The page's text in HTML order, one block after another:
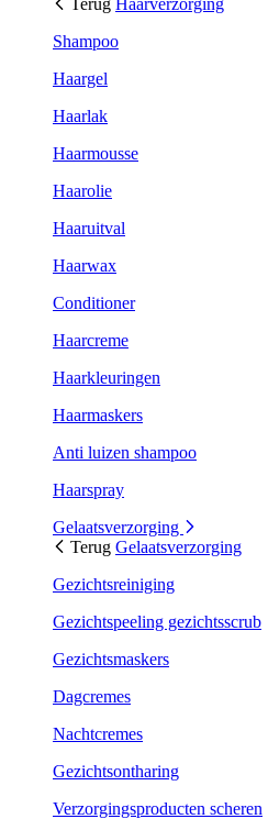
Shampoo
Haargel
Haarlak
Haarmousse
Haarolie
Haaruitval
Haarwax
Conditioner
Haarcreme
Haarkleuringen
Haarmaskers
Anti luizen shampoo
Haarspray
Gelaatsverzorging
Terug Gelaatsverzorging
Gezichtsreiniging
Gezichtspeeling gezichtsscrub
Gezichtsmaskers
Dagcremes
Nachtcremes
Gezichtsontharing
Verzorgingsproducten scheren